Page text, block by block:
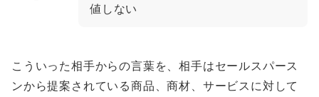
値しない
こういった相手からの言葉を、相手はセールスパース
ンから提案されている商品、商材、サービスに対して